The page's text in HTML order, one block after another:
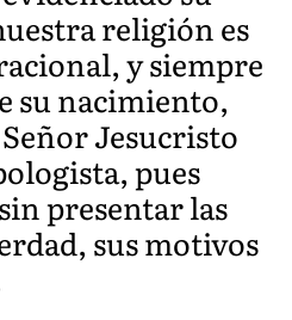
religión es
y siempre
su nacimiento,
Jesucristo
pues
presentar las
sus motivos